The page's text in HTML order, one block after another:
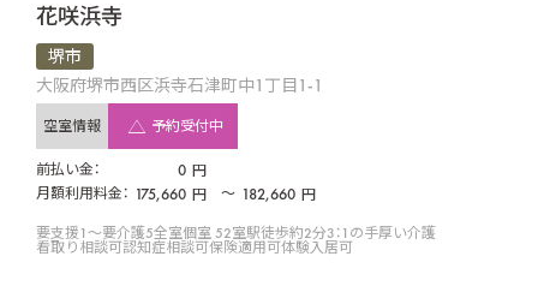
花咲浜寺
堺市
大阪府堺市西区浜寺石津町中1丁目1-1
空室情報 予約受付中
前払い金： 0 円
月額利用料金： 175,660 円 〜 182,660 円
要支援1〜要介護5全室個室 52室駅徒歩約2分3：1の手厚い介護
看取り相談可認知症相談可保険適用可体験入居可